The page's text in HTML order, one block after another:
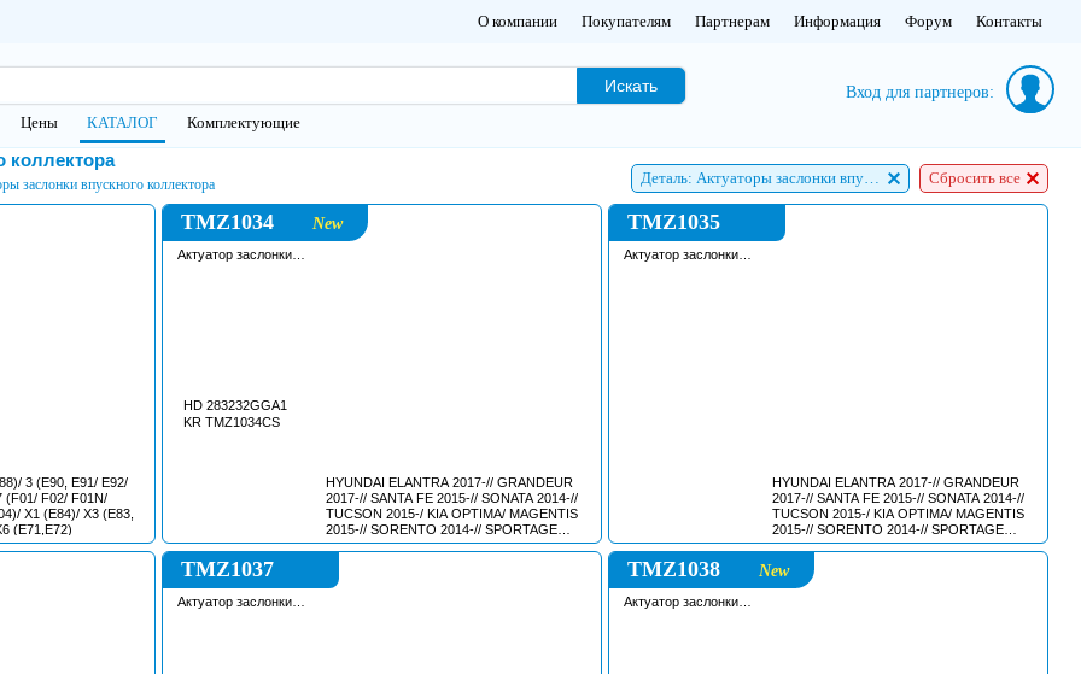
О компании Покупателям Партнерам Информация Форум Контакты
Искать
Цены КАТАЛОГ Комплектующие
Вход для партнеров:
коллектора
заслонки впускного коллектора Деталь: Актуаторы заслонки впускного коллектора Сбросить все
3 (E90, E91/ E92/
(F01/ F02/ F01N/
X1 (E84)/ X3 (E83,
(E71,E72)
TMZ1034 New
Актуатор заслонки
HD 283232GGA1
KR TMZ1034CS
HYUNDAI ELANTRA 2017-// GRANDEUR
2017-// SANTA FE 2015-// SONATA 2014-//
TUCSON 2015-/ KIA OPTIMA/ MAGENTIS
2015-// SORENTO 2014-// SPORTAGE
2015-/
TMZ1035
Актуатор заслонки
HYUNDAI ELANTRA 2017-// GRANDEUR
2017-// SANTA FE 2015-// SONATA 2014-//
TUCSON 2015-/ KIA OPTIMA/ MAGENTIS
2015-// SORENTO 2014-// SPORTAGE
2015-/
TMZ1037
Актуатор заслонки
TMZ1038 New
Актуатор заслонки